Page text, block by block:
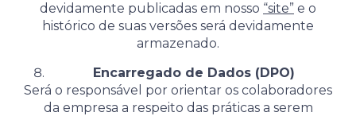
devidamente publicadas em nosso “site” e o
histórico de suas versões será devidamente
armazenado.
Encarregado de Dados (DPO)
Será o responsável por orientar os colaboradores
da empresa a respeito das práticas a serem